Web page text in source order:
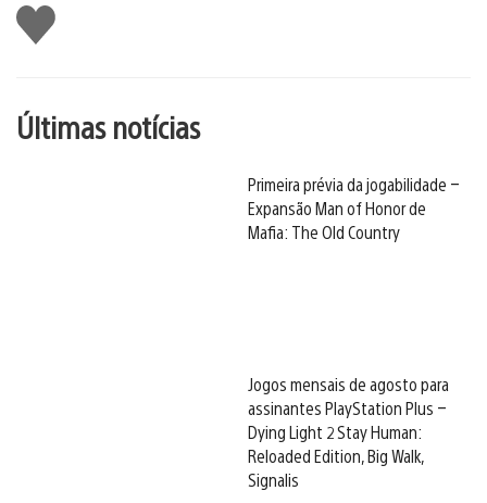
Curtir
Últimas notícias
Primeira prévia da jogabilidade –
Expansão Man of Honor de
Mafia: The Old Country
Jogos mensais de agosto para
assinantes PlayStation Plus –
Dying Light 2 Stay Human:
Reloaded Edition, Big Walk,
Signalis